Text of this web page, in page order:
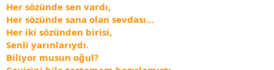
Her sözünde sen vardı,
Her sözünde sana olan sevdası…
Her iki sözünden birisi,
Senli yarınlarıydı.
Biliyor musun oğul?